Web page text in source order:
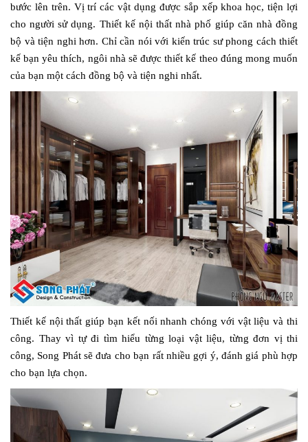
bước lên trên. Vị trí các vật dụng được sắp xếp khoa học, tiện lợi
cho người sử dụng. Thiết kế nội thất nhà phố giúp căn nhà đồng
bộ và tiện nghi hơn. Chỉ cần nói với kiến trúc sư phong cách thiết
kế bạn yêu thích, ngôi nhà sẽ được thiết kế theo đúng mong muốn
của bạn một cách đồng bộ và tiện nghi nhất.
Thiết kế nội thất giúp bạn kết nối nhanh chóng với vật liệu và thi
công. Thay vì tự đi tìm hiểu từng loại vật liệu, từng đơn vị thi
công, Song Phát sẽ đưa cho bạn rất nhiều gợi ý, đánh giá phù hợp
cho bạn lựa chọn.